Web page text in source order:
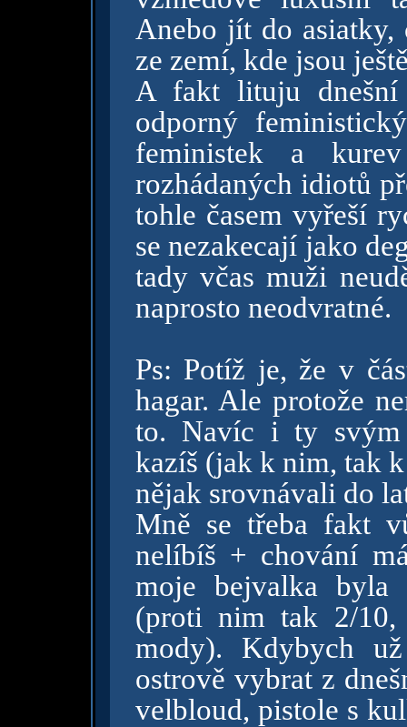
Anebo jít do
ze zemí, kde jsou
A fakt lituju
odporný
feministek a
rozhádaných idiotů
tohle časem vyřeší
se nezakecají jako
tady včas muži
naprosto neodvratné.
Ps: Potíž je, že v
hagar. Ale protože
to. Navíc i ty svým
kazíš (jak k nim, tak
nějak srovnávali do
Mně se třeba fakt
nelíbíš + chování
moje bejvalka byla
(proti nim tak 2/10,
mody). Kdybych
ostrově vybrat z
velbloud, pistole s